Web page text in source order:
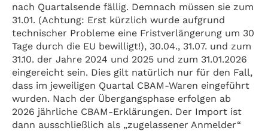
nach Quartalsende fällig. Demnach müssen sie zum
31.01. (Achtung: Erst kürzlich wurde aufgrund
technischer Probleme eine Fristverlängerung um 30
Tage durch die EU bewilligt!), 30.04., 31.07. und zum
31.10. der Jahre 2024 und 2025 und zum 31.01.2026
eingereicht sein. Dies gilt natürlich nur für den Fall,
dass im jeweiligen Quartal CBAM-Waren eingeführt
wurden. Nach der Übergangsphase erfolgen ab
2026 jährliche CBAM-Erklärungen. Der Import ist
dann ausschließlich als „zugelassener Anmelder“